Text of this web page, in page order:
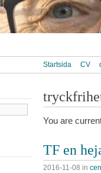
Startsida CV
You are
TF en
2016-11-08 in